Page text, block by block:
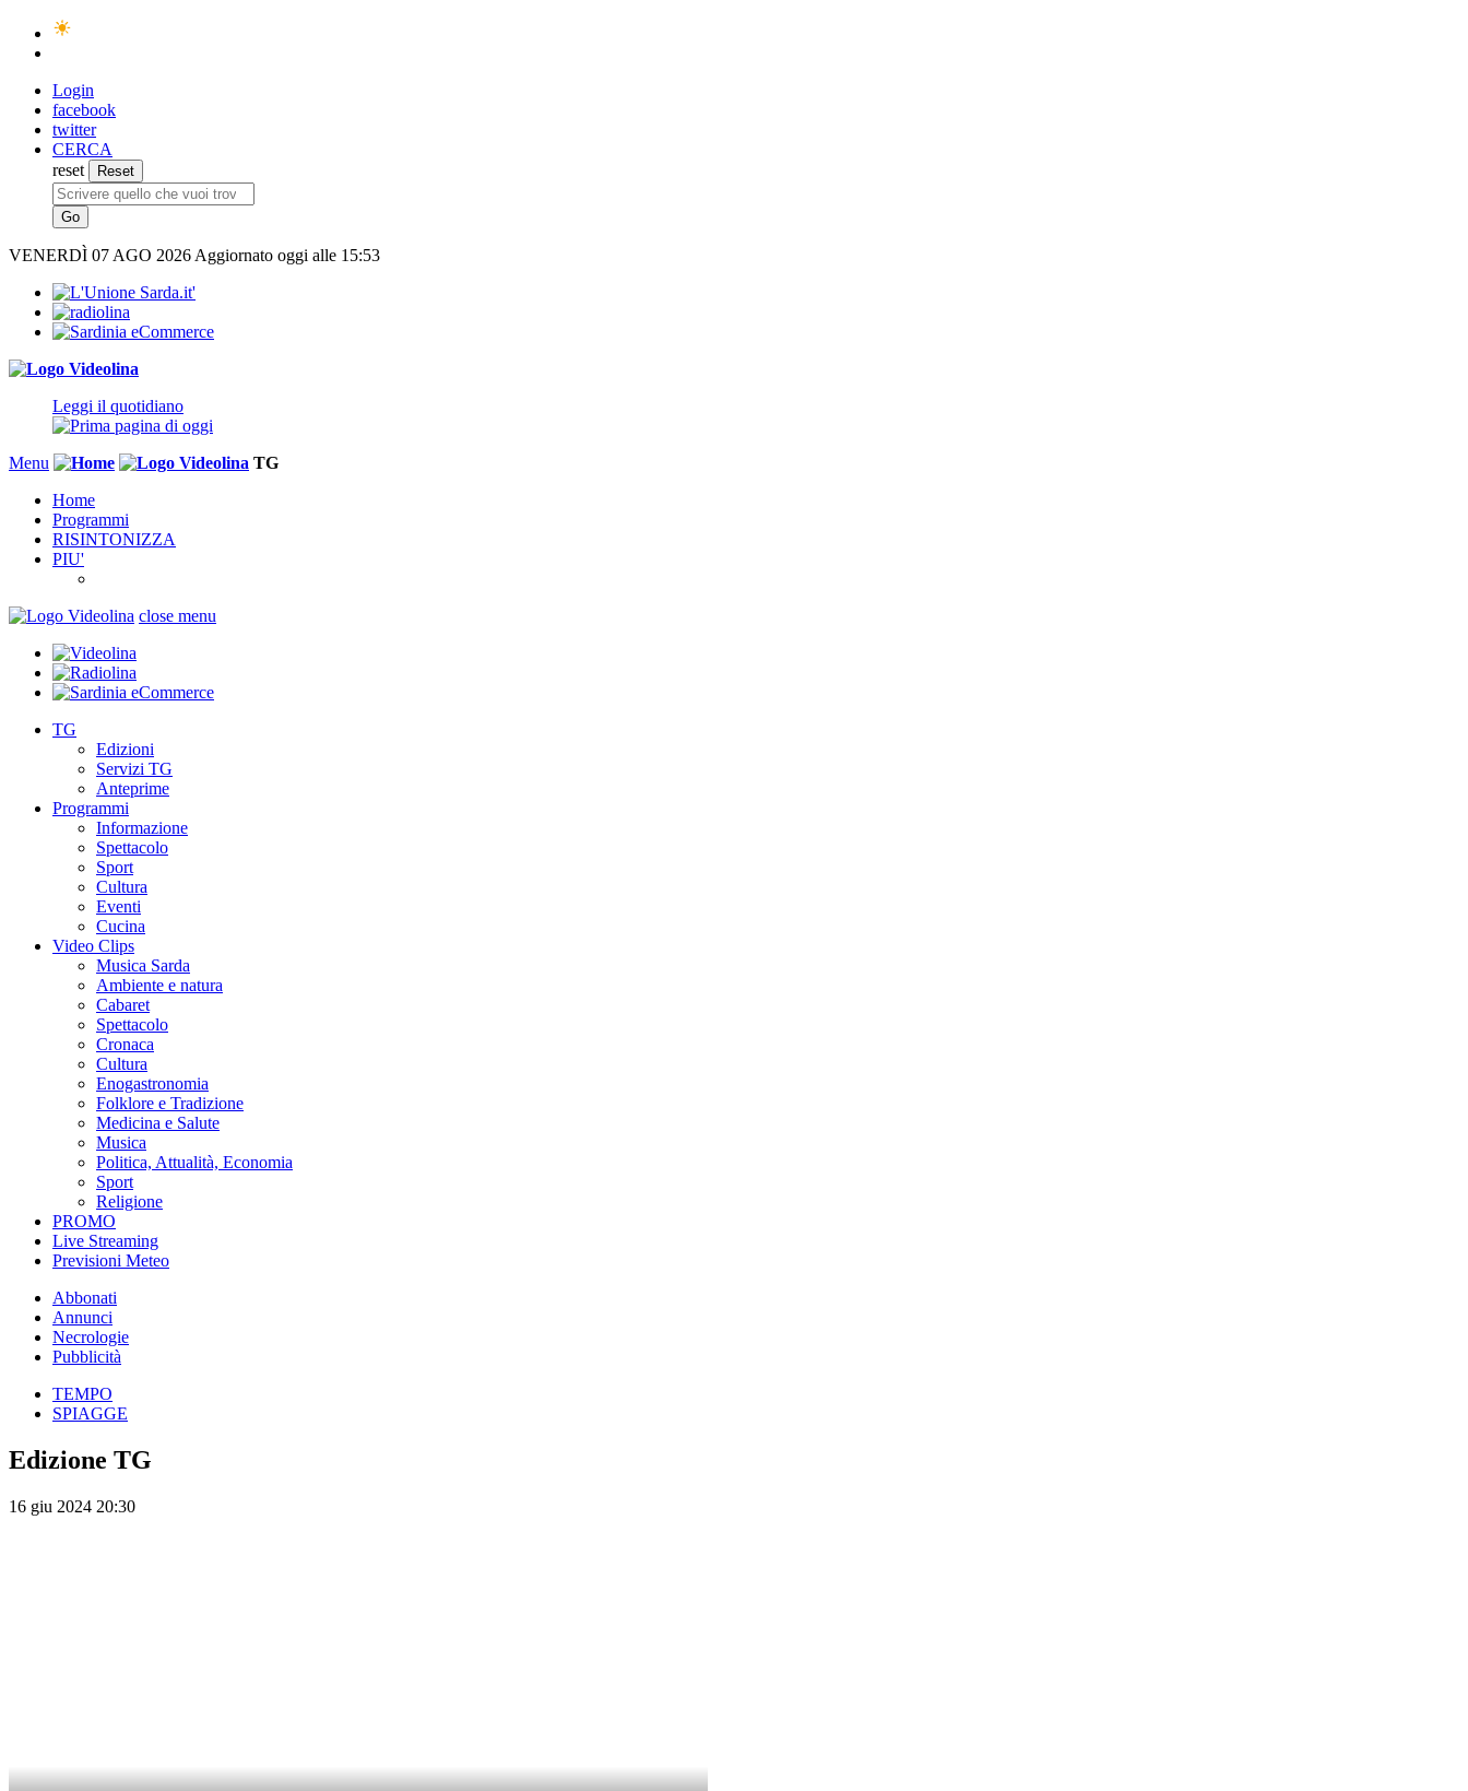
Login
facebook
twitter
CERCA
reset
VENERDÌ 07 AGO 2026 Aggiornato oggi alle 15:53
Leggi il quotidiano
Menu
TG
Home
Programmi
RISINTONIZZA
PIU'
close menu
TG
Edizioni
Servizi TG
Anteprime
Programmi
Informazione
Spettacolo
Sport
Cultura
Eventi
Cucina
Video Clips
Musica Sarda
Ambiente e natura
Cabaret
Spettacolo
Cronaca
Cultura
Enogastronomia
Folklore e Tradizione
Medicina e Salute
Musica
Politica, Attualità, Economia
Sport
Religione
PROMO
Live Streaming
Previsioni Meteo
Abbonati
Annunci
Necrologie
Pubblicità
TEMPO
SPIAGGE
Edizione TG
16 giu 2024 20:30